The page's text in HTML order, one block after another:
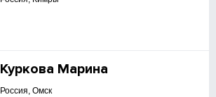
Куркова Марина
Россия, Омск